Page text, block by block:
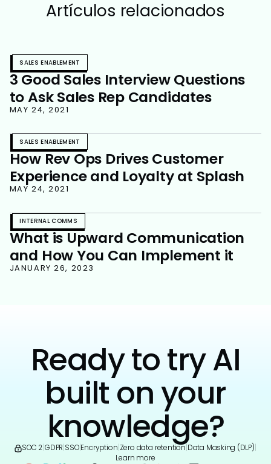
Artículos relacionados
SALES ENABLEMENT
3 Good Sales Interview Questions
to Ask Sales Rep Candidates
MAY 24, 2021
SALES ENABLEMENT
How Rev Ops Drives Customer
Experience and Loyalty at Splash
MAY 24, 2021
INTERNAL COMMS
What is Upward Communication
and How You Can Implement it
JANUARY 26, 2023
Ready to try AI
built on your
knowledge?
SOC 2 GDPR SSO|Encryption Zero data retention Data Masking (DLP)
Learn more